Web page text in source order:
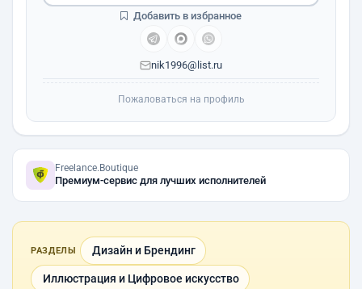
nik1996@list.ru
Добавить в избранное
Пожаловаться на профиль
Freelance.Boutique
Премиум-сервис для лучших исполнителей
РАЗДЕЛЫ Дизайн и Брендинг
Иллюстрация и Цифровое искусство